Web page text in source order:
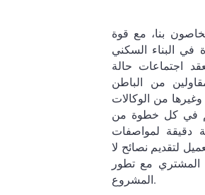
بنا، مع قوة
في البناء السكني
اجتماعات حالة
من الباطن
من الوكالات
في كل خطوة من
دقيقة لمواصفات
لتقديم نصائح لا
المشتري مع تطور
المشروع.